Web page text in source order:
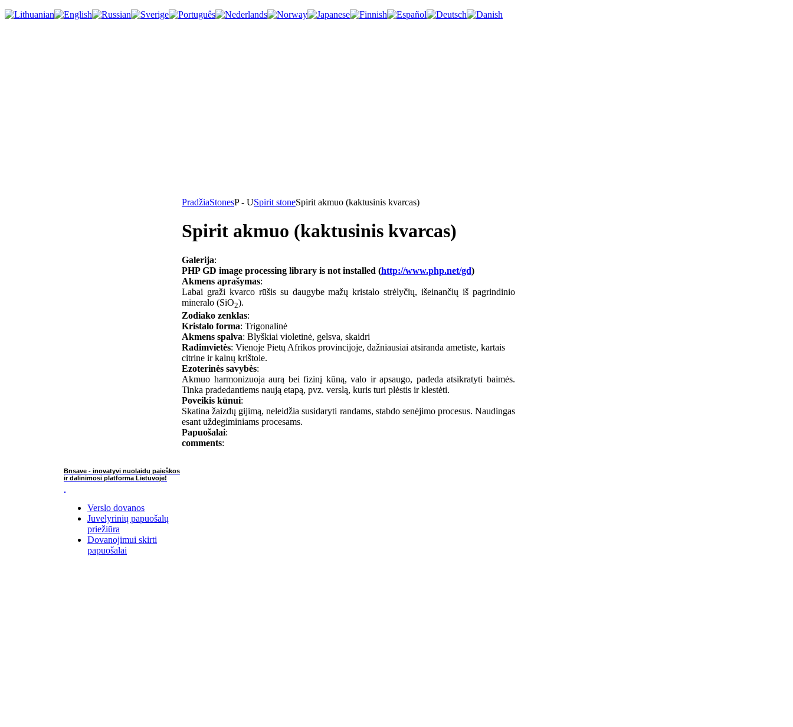
PradžiaStonesP - USpirit stoneSpirit akmuo (kaktusinis kvarcas)
Spirit akmuo (kaktusinis kvarcas)
Galerija:
PHP GD image processing library is not installed (http://www.php.net/gd)
Akmens aprašymas:
Labai graži kvarco rūšis su daugybe mažų kristalo strėlyčių, išeinančių iš pagrindinio
mineralo (SiO2).
Zodiako zenklas:
Kristalo forma: Trigonalinė
Akmens spalva: Blyškiai violetinė, gelsva, skaidri
Radimvietės: Vienoje Pietų Afrikos provincijoje, dažniausiai atsiranda ametiste, kartais
citrine ir kalnų krištole.
Ezoterinės savybės:
Akmuo harmonizuoja aurą bei fizinį kūną, valo ir apsaugo, padeda atsikratyti baimės.
Tinka pradedantiems naują etapą, pvz. verslą, kuris turi plėstis ir klestėti.
Poveikis kūnui:
Skatina žaizdų gijimą, neleidžia susidaryti randams, stabdo senėjimo procesus. Naudingas
esant uždegiminiams procesams.
Papuošalai:
comments:
Bnsave - inovatyvi nuolaidų paieškos
ir dalinimosi platforma Lietuvoje!
Verslo dovanos
Juvelyrinių papuošalų
priežiūra
Dovanojimui skirti
papuošalai